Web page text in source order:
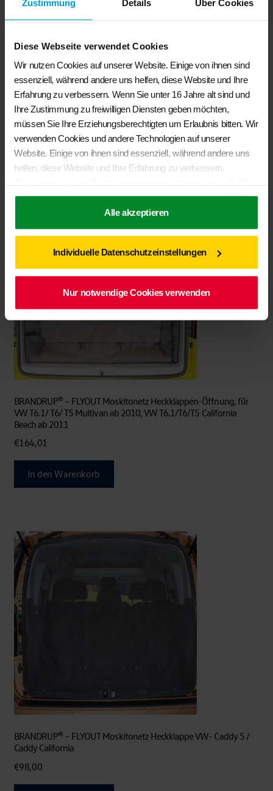
Zustimmung Details Über Cookies
Diese Webseite verwendet Cookies
Wir nutzen Cookies auf unserer Website. Einige von ihnen sind
essenziell, während andere uns helfen, diese Website und Ihre
Erfahrung zu verbessern. Wenn Sie unter 16 Jahre alt sind und
Ihre Zustimmung zu freiwilligen Diensten geben möchten,
müssen Sie Ihre Erziehungsberechtigten um Erlaubnis bitten. Wir
verwenden Cookies und andere Technologien auf unserer
Website. Einige von ihnen sind essenziell, während andere uns
helfen, diese Website und Ihre Erfahrung zu verbessern.
Adressen), z. B. für personalisierte Anzeigen und Inhalte oder
Anzeigen- und Inhaltsmessung. Weitere Informationen über die
Verwendung Ihrer Daten finden Sie in unserer
Einstellungenwiderrufen oder anpassen.
Alle akzeptieren
Individuelle Datenschutzeinstellungen
Nur notwendige Cookies verwenden
BRANDRUP®- FLYOUT Moskitonetz Schiebefenster links, VW T6.1/
T6/ T5 alle Multivan (Startline ab 2010), nur in Schiebetür
€79,50
In den Warenkorb
BRANDRUP® – FLYOUT Moskitonetz Heckklappen-Öffnung, für
VW T6.1/ T6/ T5 Multivan ab 2010, VW T6.1/T6/T5 California
Beach ab 2011
€164,01
In den Warenkorb
BRANDRUP® – FLYOUT Moskitonetz Heckklappe VW- Caddy 5 /
Caddy California
€98,00